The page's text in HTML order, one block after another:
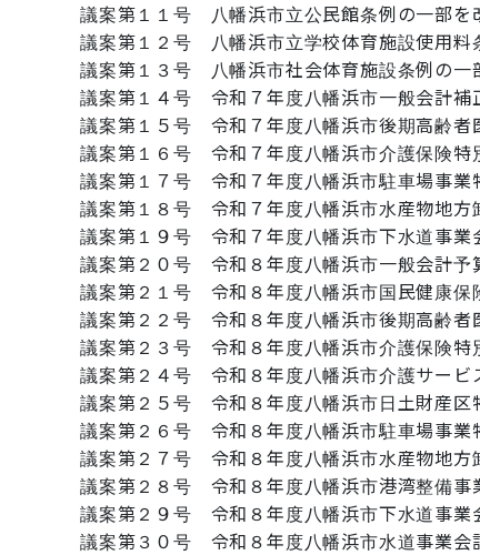
議案第１１号 八幡浜市立公民館条例の一部を
議案第１２号 八幡浜市立学校体育施設使用料
議案第１３号 八幡浜市社会体育施設条例の一
議案第１４号 令和７年度八幡浜市一般会計補
議案第１５号 令和７年度八幡浜市後期高齢者
議案第１６号 令和７年度八幡浜市介護保険特
議案第１７号 令和７年度八幡浜市駐車場事業
議案第１８号 令和７年度八幡浜市水産物地方
議案第１９号 令和７年度八幡浜市下水道事業
議案第２０号 令和８年度八幡浜市一般会計予
議案第２１号 令和８年度八幡浜市国民健康保
議案第２２号 令和８年度八幡浜市後期高齢者
議案第２３号 令和８年度八幡浜市介護保険特
議案第２４号 令和８年度八幡浜市介護サービ
議案第２５号 令和８年度八幡浜市日土財産区
議案第２６号 令和８年度八幡浜市駐車場事業
議案第２７号 令和８年度八幡浜市水産物地方
議案第２８号 令和８年度八幡浜市港湾整備事
議案第２９号 令和８年度八幡浜市下水道事業
議案第３０号 令和８年度八幡浜市水道事業会